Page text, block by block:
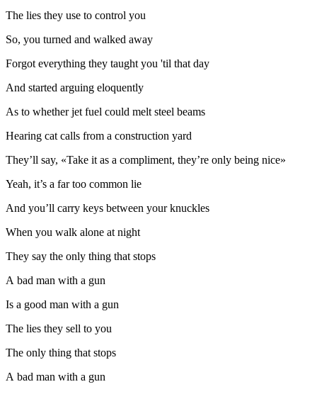
The lies they use to control you
So, you turned and walked away
Forgot everything they taught you 'til that day
And started arguing eloquently
As to whether jet fuel could melt steel beams
Hearing cat calls from a construction yard
They’ll say, «Take it as a compliment, they’re only being nice»
Yeah, it’s a far too common lie
And you’ll carry keys between your knuckles
When you walk alone at night
They say the only thing that stops
A bad man with a gun
Is a good man with a gun
The lies they sell to you
The only thing that stops
A bad man with a gun